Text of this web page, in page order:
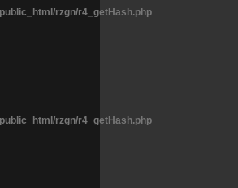
rzgn/r4_getHash.php
rzgn/r4_getHash.php